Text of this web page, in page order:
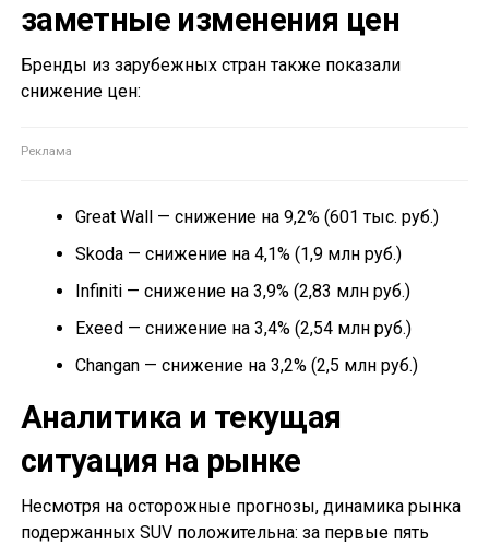
заметные изменения цен
Бренды из зарубежных стран также показали
снижение цен:
Great Wall — снижение на 9,2% (601 тыс. руб.)
Skoda — снижение на 4,1% (1,9 млн руб.)
Infiniti — снижение на 3,9% (2,83 млн руб.)
Exeed — снижение на 3,4% (2,54 млн руб.)
Changan — снижение на 3,2% (2,5 млн руб.)
Аналитика и текущая
ситуация на рынке
Несмотря на осторожные прогнозы, динамика рынка
подержанных SUV положительна: за первые пять